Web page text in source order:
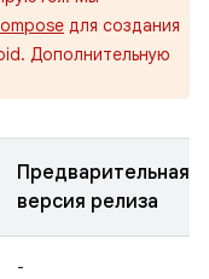
для создания
Дополнительную
Предварительная
версия релиза
-